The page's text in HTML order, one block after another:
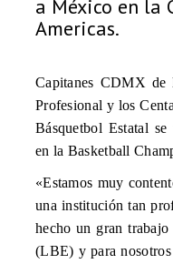
a México en la
Americas.
Capitanes CDMX de
Profesional y los
Básquetbol Estatal
en la Basketball
«Estamos muy
una institución tan
hecho un gran
(LBE) y para